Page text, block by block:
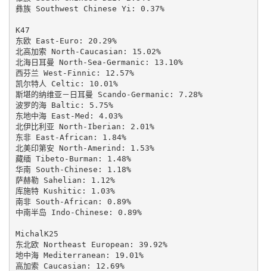
彝族 Southwest Chinese Yi: 0.37%
K47
东欧 East-Euro: 20.29%
北高加索 North-Caucasian: 15.02%
北海日耳曼 North-Sea-Germanic: 13.10%
西芬兰 West-Finnic: 12.57%
凯尔特人 Celtic: 10.01%
斯堪的纳维亚－日耳曼 Scando-Germanic: 7.28%
波罗的海 Baltic: 5.75%
东地中海 East-Med: 4.03%
北伊比利亚 North-Iberian: 2.01%
东非 East-African: 1.84%
北美印第安 North-Amerind: 1.53%
藏缅 Tibeto-Burman: 1.48%
华南 South-Chinese: 1.18%
萨赫勒 Sahelian: 1.12%
库施特 Kushitic: 1.03%
南非 South-African: 0.89%
中南半岛 Indo-Chinese: 0.89%
MichalK25
东北欧 Northeast European: 39.92%
地中海 Mediterranean: 19.01%
高加索 Caucasian: 12.69%